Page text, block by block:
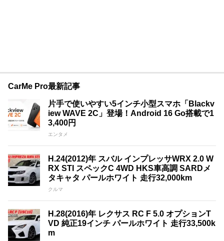
CarMe Pro最新記事
片手で使いやすい5インチ小型スマホ「Blackv
iew WAVE 2C」登場！Android 16 Go搭載で1
3,400円
エンタメ
H.24(2012)年 スバル インプレッサWRX 2.0 W
RX STI スペックC 4WD HKS車高調 SARDメ
タキャタ パールホワイト 走行32,000km
クルマ
H.28(2016)年 レクサス RC F 5.0 オプションT
VD 純正19インチ パールホワイト 走行33,500k
m